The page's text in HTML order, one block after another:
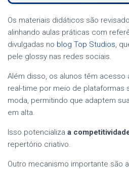
Os materiais didáticos são
alinhando aulas práticas com
divulgadas no blog Top Studios,
pele glossy nas redes sociais.
Além disso, os alunos têm acesso
real-time por meio de plataformas
moda, permitindo que adaptem
em alta.
Isso potencializa a
repertório criativo.
Outro mecanismo importante são